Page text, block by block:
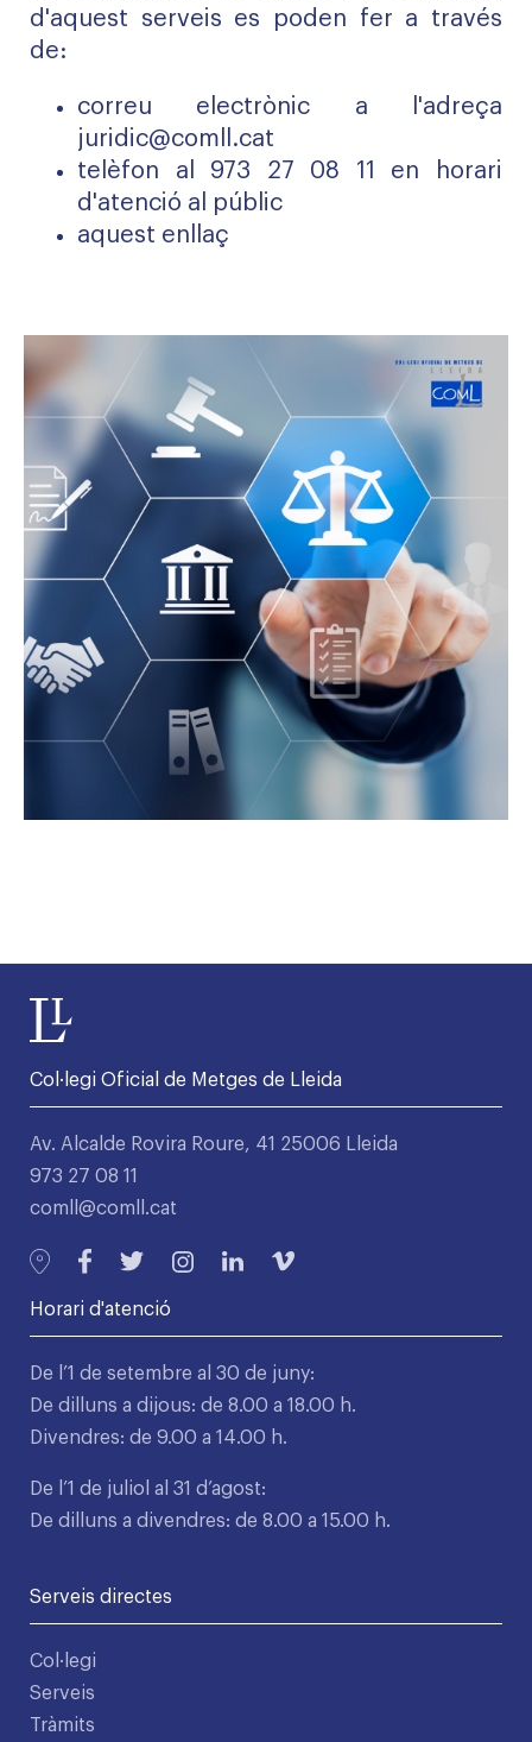
d'aquest serveis es poden fer a través
de:
correu electrònic a l'adreça
juridic@comll.cat
telèfon al 973 27 08 11 en horari
d'atenció al públic
aquest enllaç
Col·legi Oficial de Metges de Lleida
Av. Alcalde Rovira Roure, 41 25006 Lleida
973 27 08 11
comll@comll.cat
Horari d'atenció
De l’1 de setembre al 30 de juny:
De dilluns a dijous: de 8.00 a 18.00 h.
Divendres: de 9.00 a 14.00 h.
De l’1 de juliol al 31 d’agost:
De dilluns a divendres: de 8.00 a 15.00 h.
Serveis directes
Col·legi
Serveis
Tràmits